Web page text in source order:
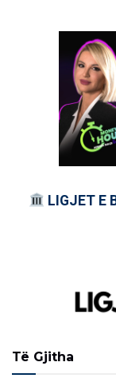
LIGJET E
Të Gjitha